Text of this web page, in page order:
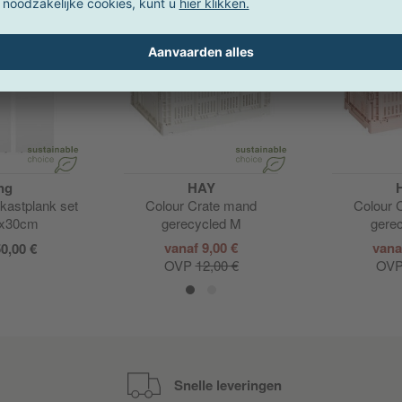
set
€
Actie
HAY
Colour Crate mand
gerecycled M
vanaf 9,00 €
OVP12,00 €
Colour
Snelle leveringen